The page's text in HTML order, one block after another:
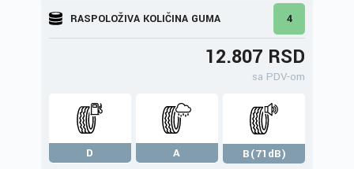
RASPOLOŽIVA KOLIČINA GUMA 4
12.807 RSD
sa PDV-om
D A
B(71dB)